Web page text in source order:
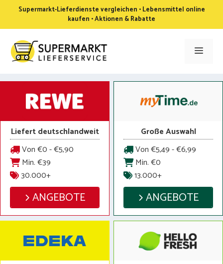
springen
Supermarkt-Lieferdienste vergleichen • Lebensmittel online
kaufen • Aktionen & Rabatte
Menü
Liefert deutschlandweit
Von €0 - €5,90
Min. €39
30.000+
ANGEBOTE
Große Auswahl
Von €5,49 - €6,99
Min. €0
13.000+
ANGEBOTE